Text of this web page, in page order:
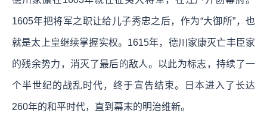
1605年把将军之职让给儿子秀忠之后，作为“大御所”，也
就是太上皇继续掌握实权。1615年，德川家康灭亡丰臣家
的残余势力，消灭了最后的敌人。以此为标志，持续了一
个半世纪的战乱时代，终于宣告结束。日本进入了长达
260年的和平时代，直到幕末的明治维新。